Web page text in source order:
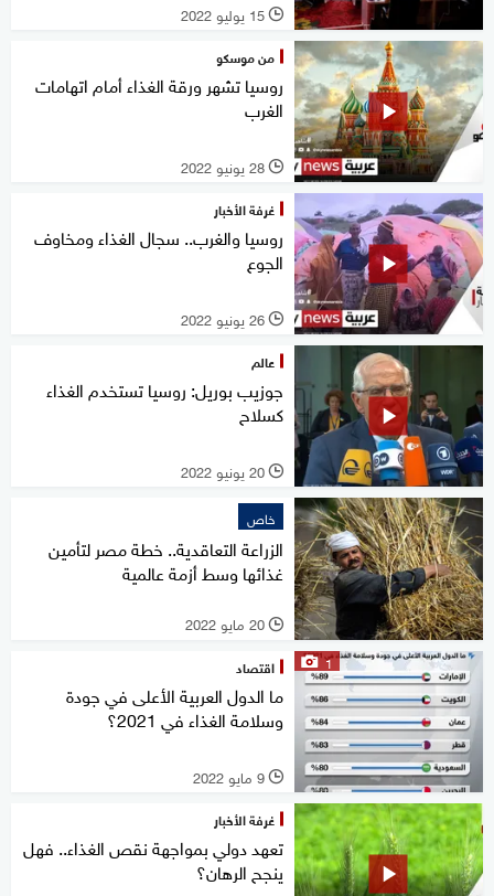
l 15 يوليو 2022
من موسكو
روسيا تشهر ورقة الغذاء أمام اتهامات
الغرب
l 28 يونيو 2022
غرفة الأخبار
روسيا والغرب.. سجال الغذاء ومخاوف
الجوع
l 26 يونيو 2022
عالم
جوزيب بوريل: روسيا تستخدم الغذاء
كسلاح
l 20 يونيو 2022
خاص
الزراعة التعاقدية.. خطة مصر لتأمين
غذائها وسط أزمة عالمية
l 20 مايو 2022
1 اقتصاد
ما الدول العربية الأعلى في جودة
وسلامة الغذاء في 2021؟
l 9 مايو 2022
غرفة الأخبار
تعهد دولي بمواجهة نقص الغذاء.. فهل
ينجح الرهان؟